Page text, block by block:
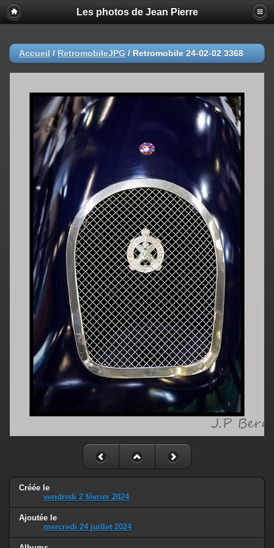
Les photos de Jean Pierre
Accueil / RetromobileJPG / Retromobile 24-02-02 3368
Créée le
vendredi 2 février 2024
Ajoutée le
mercredi 24 juillet 2024